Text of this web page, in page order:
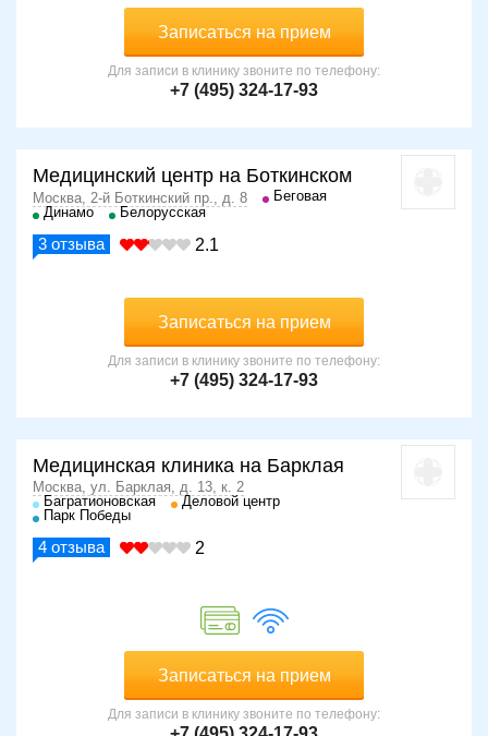
Записаться на прием
Для записи в клинику звоните по телефону:
+7 (495) 324-17-93
Медицинский центр на Боткинском
Москва, 2-й Боткинский пр., д. 8
Беговая
Динамо
Белорусская
3 отзыва 2.1
Записаться на прием
Для записи в клинику звоните по телефону:
+7 (495) 324-17-93
Медицинская клиника на Барклая
Москва, ул. Барклая, д. 13, к. 2
Багратионовская
Деловой центр
Парк Победы
4 отзыва 2
Записаться на прием
Для записи в клинику звоните по телефону: